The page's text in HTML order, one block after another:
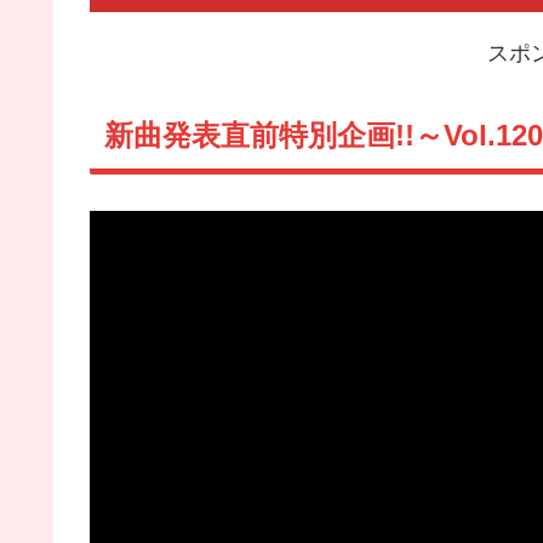
スポ
新曲発表直前特別企画!!～Vol.120